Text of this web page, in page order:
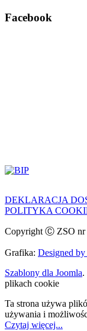
Facebook
DEKLARACJA
POLITYKA
Copyright Ⓒ ZSO nr
Grafika: Designed
Szablony dla Joomla.
plikach cookie
Ta strona używa
używania i
Czytaj więcej...